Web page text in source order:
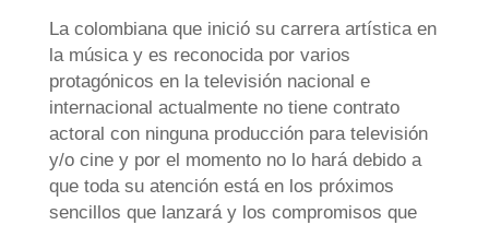
La colombiana que inició su carrera artística en
la música y es reconocida por varios
protagónicos en la televisión nacional e
internacional actualmente no tiene contrato
actoral con ninguna producción para televisión
y/o cine y por el momento no lo hará debido a
que toda su atención está en los próximos
sencillos que lanzará y los compromisos que